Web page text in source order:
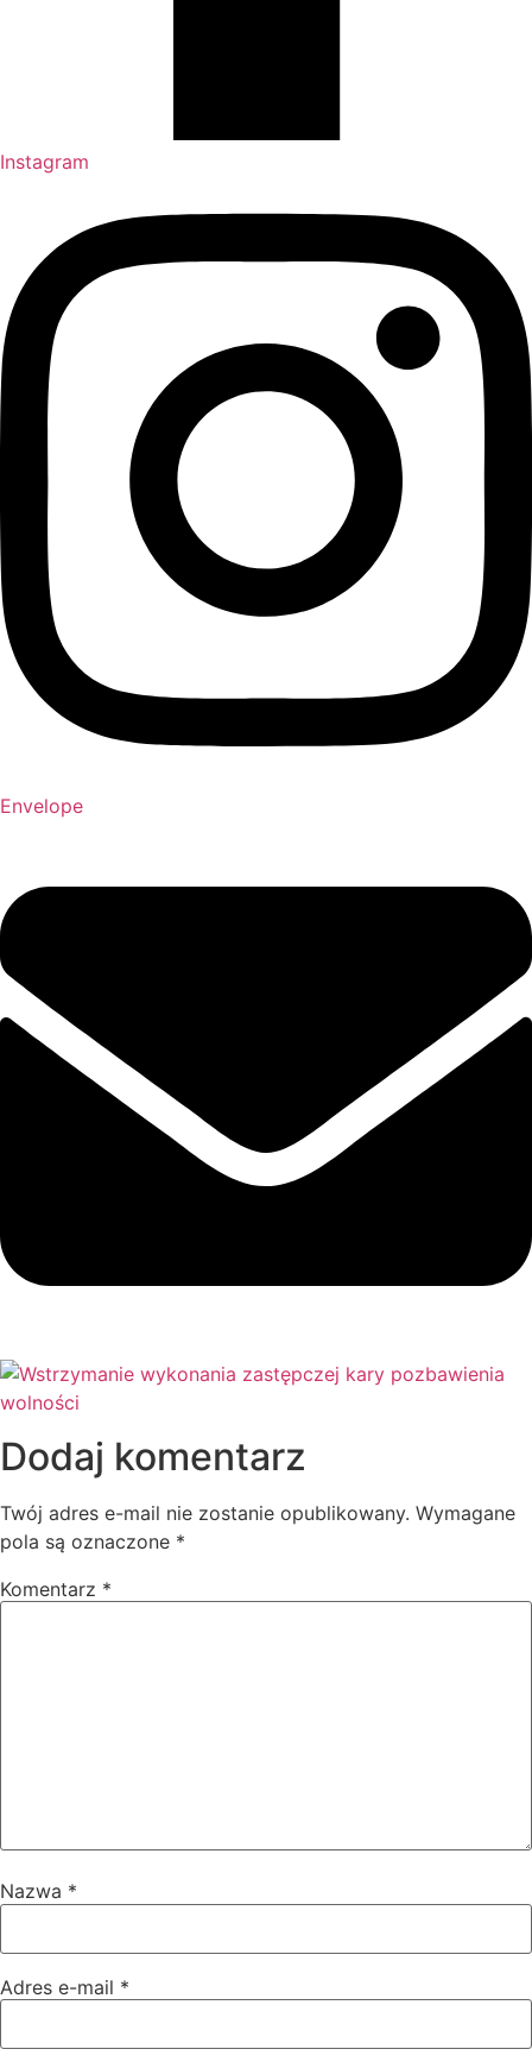
Instagram
Envelope
Dodaj komentarz
Twój adres e-mail nie zostanie opublikowany. Wymagane
pola są oznaczone *
Komentarz *
Nazwa *
Adres e-mail *